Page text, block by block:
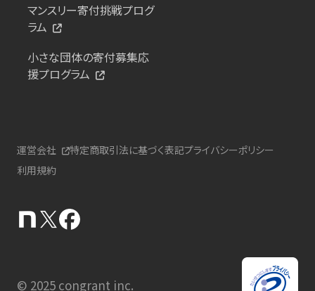
マンスリー寄付挑戦プログ
ラム
小さな団体の寄付募集応
援プログラム
運営会社 特定商取引法に基づく表記プライバシーポリシー
利用規約
© 2025 congrant inc.